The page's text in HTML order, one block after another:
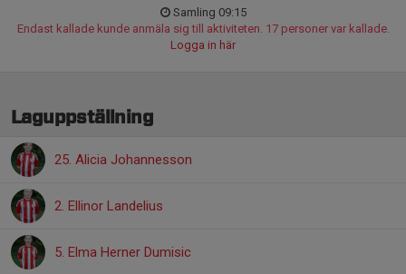
Samling 09:15
Endast kallade kunde anmäla sig till aktiviteten. 17 personer var kallade.
Logga in här
Laguppställning
25. Alicia Johannesson
2. Ellinor Landelius
5. Elma Herner Dumisic